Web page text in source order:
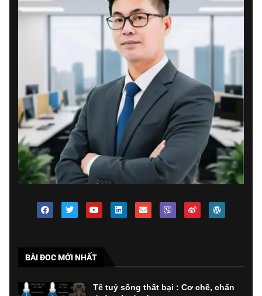
BÀI ĐOC MỚI NHẤT
Tê tuỷ sống thất bại : Cơ chế, chẩn